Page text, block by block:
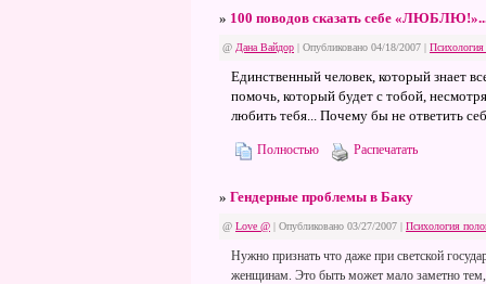
» 100 поводов сказать себе
@ Дана Вайдор | Опубликовано 04/18/2007 |
Единственный человек, который знает
помочь, который будет с тобой,
любить тебя... Почему бы не ответить
Полностью Распечатать
» Гендерные проблемы в Баку
@ Love @ | Опубликовано 03/27/2007 | Психология
Нужно признать что даже при светской
женщинам. Это быть может мало заметно